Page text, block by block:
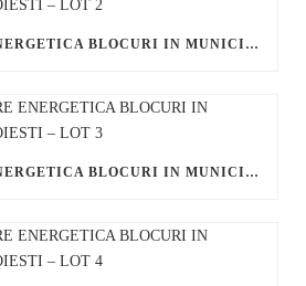
EFICIENTIZARE ENERGETICA BLOCURI IN MUNICIPIUL PLOIESTI – LOT 2
EFICIENTIZARE ENERGETICA BLOCURI IN MUNICIPIUL PLOIESTI – LOT 3